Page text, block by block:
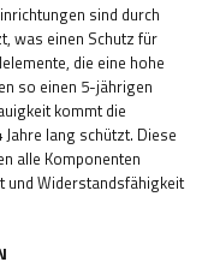
sind durch
was einen Schutz für
die eine hohe
so einen 5-jährigen
kommt die
lang schützt. Diese
alle Komponenten
und Widerstandsfähigkeit